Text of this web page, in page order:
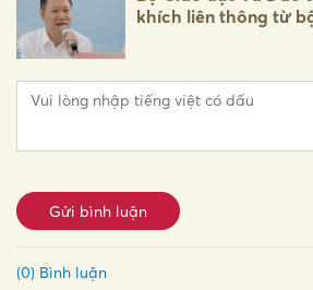
khích liên thông từ
Gửi bình luận
(0) Bình luận